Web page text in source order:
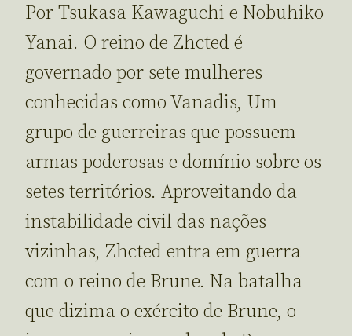
Por Tsukasa Kawaguchi e Nobuhiko
Yanai. O reino de Zhcted é
governado por sete mulheres
conhecidas como Vanadis, Um
grupo de guerreiras que possuem
armas poderosas e domínio sobre os
setes territórios. Aproveitando da
instabilidade civil das nações
vizinhas, Zhcted entra em guerra
com o reino de Brune. Na batalha
que dizima o exército de Brune, o